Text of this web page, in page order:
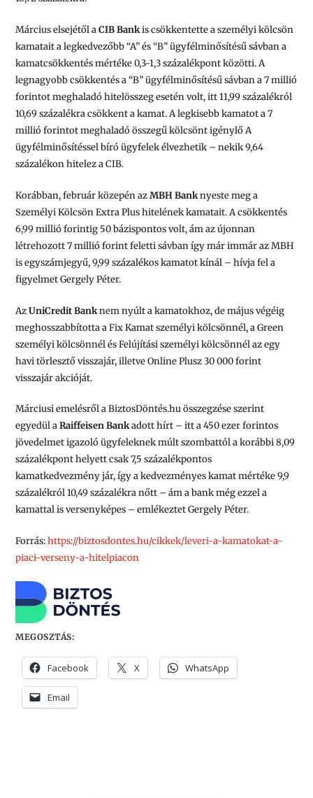
Március elsejétől aCIB Bankis csökkentette a személyi kölcsön
kamatait a legkedvezőbb “A” és “B” ügyfélminősítésű sávban a
kamatcsökkentés mértéke 0,3-1,3 százalékpont közötti. A
legnagyobb csökkentés a “B” ügyfélminősítésű sávban a 7 millió
forintot meghaladó hitelösszeg esetén volt, itt 11,99 százalékról
10,69 százalékra csökkent a kamat. A legkisebb kamatot a 7
millió forintot meghaladó összegű kölcsönt igénylő A
ügyfélminősítéssel bíró ügyfelek élvezhetik – nekik 9,64
százalékon hitelez a CIB.
Korábban, február közepén azMBH Banknyeste meg a
Személyi Kölcsön Extra Plus hitelének kamatait. A csökkentés
6,99 millió forintig 50 bázispontos volt, ám az újonnan
létrehozott 7 millió forint feletti sávban így már immár az MBH
is egyszámjegyű, 9,99 százalékos kamatot kínál – hívja fel a
figyelmet Gergely Péter.
AzUniCredit Banknem nyúlt a kamatokhoz, de május végéig
meghosszabbította a Fix Kamat személyi kölcsönnél, a Green
személyi kölcsönnél és Felújítási személyi kölcsönnél az egy
havi törlesztő visszajár, illetve Online Plusz 30 000 forint
visszajár akcióját.
Márciusi emelésről a BiztosDöntés.hu összegzése szerint
egyedül aRaiffeisen Bankadott hírt – itt a 450 ezer forintos
jövedelmet igazoló ügyfeleknek múlt szombattól a korábbi 8,09
százalékpont helyett csak 7,5 százalékpontos
kamatkedvezmény jár, így a kedvezményes kamat mértéke 9,9
százalékról 10,49 százalékra nőtt – ám a bank még ezzel a
kamattal is versenyképes – emlékeztet Gergely Péter.
Forrás:https://biztosdontes.hu/cikkek/leveri-a-kamatokat-a-
piaci-verseny-a-hitelpiacon
MEGOSZTÁS:
Facebook X WhatsApp
Email